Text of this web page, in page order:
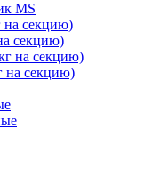
MS
на секцию)
секцию)
на секцию)
на секцию)